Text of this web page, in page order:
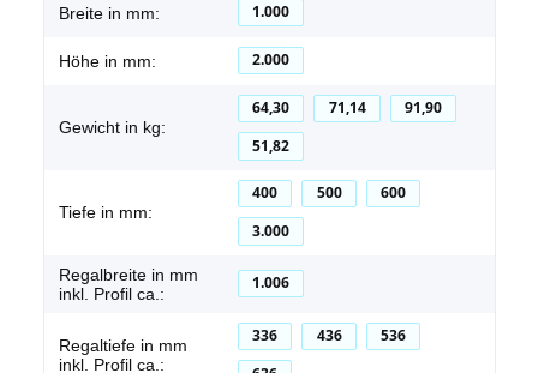
Breite in mm: 1.000
Höhe in mm: 2.000
Gewicht in kg:
64,30 71,14
91,90
51,82
Tiefe in mm:
400 500
600
3.000
Regalbreite in mm
inkl. Profil ca.:
1.006
Regaltiefe in mm
inkl. Profil ca.:
336 436
536